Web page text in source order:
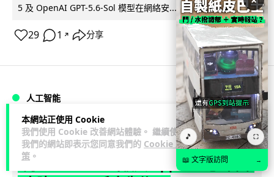
本網站正使用 Cookie
我們使用 Cookie 改善網站體驗。 繼續使用
我們的網站即表示您同意我們的 Cookie 政
策 。
5 及 OpenAI GPT-5.6-Sol 模型在網絡安...
閱讀全文
29 1 ↗ 分享
人工智能
Lawton 1 日
阿里 Qwen 正式駁入 Apple 生態 中國
🎵 ⛶
📖 文字版訪問 →